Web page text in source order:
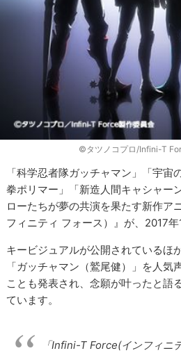
©タツノコプロ/Infini-T
「科学忍者隊ガッチャマン」「宇宙
拳ポリマー」「新造人間キャシャー
ローたちが夢の共演を果たす新作
フィニティ フォース）』が、2017年
キービジュアルが公開されているほ
「ガッチャマン（鷲尾健）」を人気
ことも発表され、念願が叶ったと語
ています。
「Infini-T Force(インフィニ